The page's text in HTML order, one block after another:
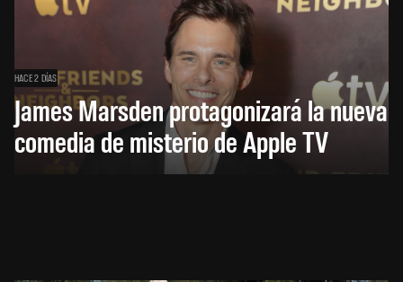
HACE 2 DÍAS
James Marsden protagonizará la nueva
comedia de misterio de Apple TV